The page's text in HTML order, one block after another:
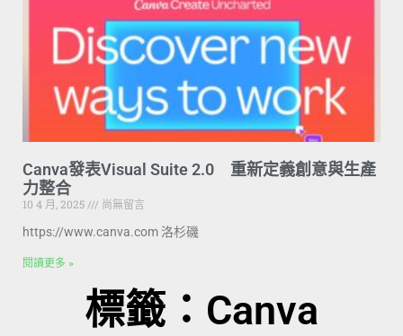
Canva發表Visual Suite 2.0 重新定義創意與生產
力整合
10 4 月, 2025
尚無留言
https://www.canva.com 洛杉磯
閱讀更多 »
標籤：Canva